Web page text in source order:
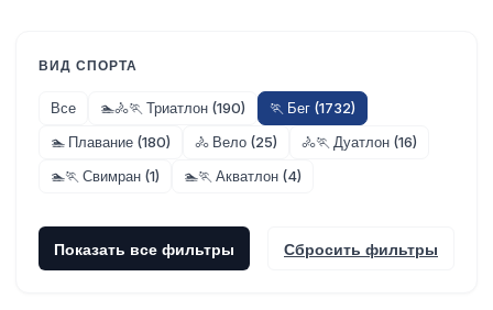
ВИД СПОРТА
Все 🏊🚴🏃 Триатлон (190)
🏃 Бег (1732)
🏊 Плавание (180)
🚴 Вело (25)
🚴🏃 Дуатлон (16)
🏊🏃 Свимран (1)
🏊🏃 Акватлон (4)
Показать все фильтры Сбросить фильтры